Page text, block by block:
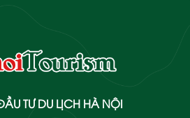
TƯ DU LỊCH HÀ NỘI